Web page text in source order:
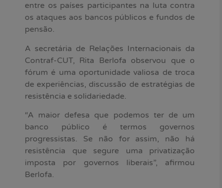
entre os países participantes na luta contra
os ataques aos bancos públicos e fundos de
pensão.
A secretária de Relações Internacionais da
Contraf-CUT, Rita Berlofa observou que o
fórum é uma oportunidade valiosa de troca
de experiências, discussão de estratégias de
resistência e solidariedade.
“A maior defesa que podemos ter de um
banco público é termos governos
progressistas. Se não for assim, não há
resistência que segure uma privatização
imposta por governos liberais”, afirmou
Berlofa.